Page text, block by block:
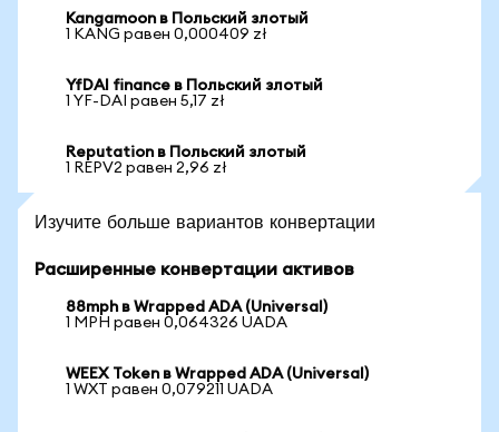
Kangamoon в Польский злотый
1 KANG равен 0,000409 zł
YfDAI finance в Польский злотый
1 YF-DAI равен 5,17 zł
Reputation в Польский злотый
1 REPV2 равен 2,96 zł
Изучите больше вариантов конвертации
Расширенные конвертации активов
88mph в Wrapped ADA (Universal)
1 MPH равен 0,064326 UADA
WEEX Token в Wrapped ADA (Universal)
1 WXT равен 0,079211 UADA